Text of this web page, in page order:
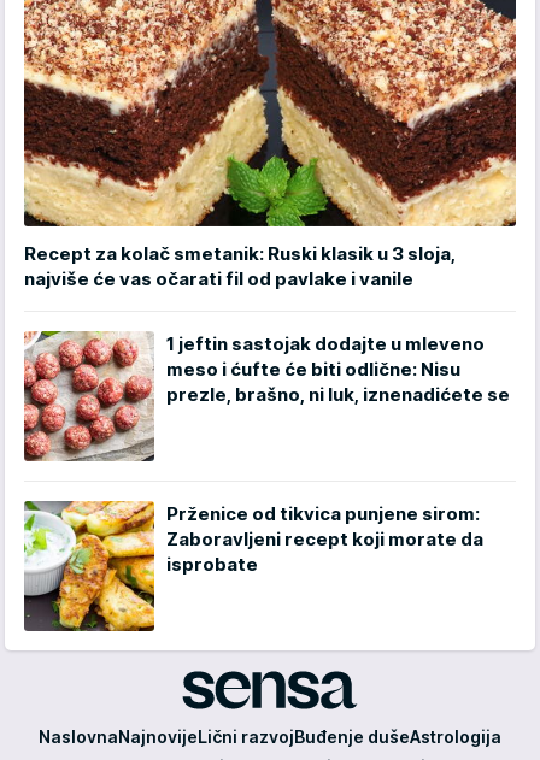
Recept za kolač smetanik: Ruski klasik u 3 sloja,
najviše će vas očarati fil od pavlake i vanile
1 jeftin sastojak dodajte u mleveno
meso i ćufte će biti odlične: Nisu
prezle, brašno, ni luk, iznenadićete se
Prženice od tikvica punjene sirom:
Zaboravljeni recept koji morate da
isprobate
Sensa
NaslovnaNajnovijeLični razvojBuđenje dušeAstrologija